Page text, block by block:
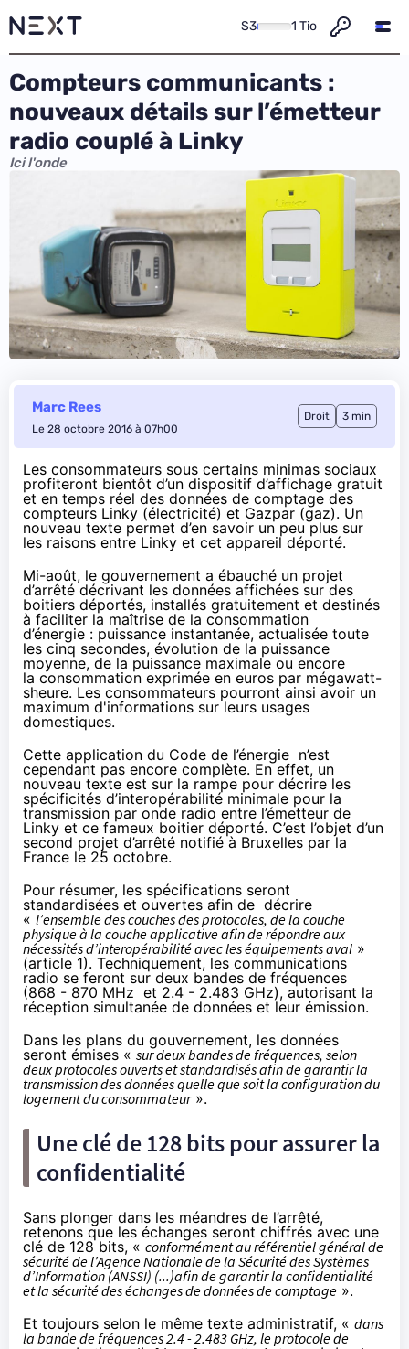
S3 1 Tio
Compteurs communicants :
nouveaux détails sur l’émetteur
radio couplé à Linky
Ici l'onde
Marc Rees
Le 28 octobre 2016 à 07h00
Droit 3 min
Les consommateurs sous certains minimas sociaux
profiteront bientôt d’un dispositif d’affichage gratuit
et en temps réel des données de comptage des
compteurs Linky (électricité) et Gazpar (gaz). Un
nouveau texte permet d’en savoir un peu plus sur
les raisons entre Linky et cet appareil déporté.
Mi-août, le gouvernement a ébauché un projet
d’arrêtédécrivant les données affichées sur des
boitiers déportés, installés gratuitement et destinés
à faciliter la maîtrise de la consommation
d’énergie : puissance instantanée, actualisée toute
les cinq secondes, évolution de la puissance
moyenne, de la puissance maximale ou encore
la consommation exprimée en euros par mégawatt-
sheure. Les consommateurs pourront ainsi avoir un
maximum d'informations sur leurs usages
domestiques.
Cette application du Code de l’énergie n’est
cependant pas encore complète. En effet, un
nouveau texte est sur la rampe pour décrire les
spécificités d’interopérabilité minimale pour la
transmission par onde radio entre l’émetteur de
Linky et ce fameux boitier déporté. C’est l’objet d’un
second projet d’arrêté notifié à Bruxelles par la
France le 25 octobre.
Pour résumer, les spécifications seront
standardisées et ouvertes afin de décrire
« l’ensemble des couches des protocoles, de la couche
physique à la couche applicative afin de répondre aux
nécessités d’interopérabilité avec les équipements aval »
(article 1). Techniquement, les communications
radio se feront sur deux bandes de fréquences
(868 - 870 MHz et 2.4 - 2.483 GHz), autorisant la
réception simultanée de données et leur émission.
Dans les plans du gouvernement, les données
seront émises « sur deux bandes de fréquences, selon
deux protocoles ouverts et standardisés afin de garantir la
transmission des données quelle que soit la configuration du
logement du consommateur».
Une clé de 128 bits pour assurer la
confidentialité
Sans plonger dans les méandres de l’arrêté,
retenons que les échanges seront chiffrés avec une
clé de 128 bits, « conformément au référentiel général de
sécurité de l’Agence Nationale de la Sécurité des Systèmes
d’Information (ANSSI) (...)afin de garantir la confidentialité
et la sécurité des échanges de données de comptage ».
Et toujours selon le même texte administratif, « dans
la bande de fréquences 2.4 - 2.483 GHz, le protocole de